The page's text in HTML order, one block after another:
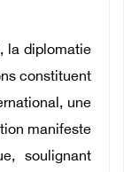
la diplomatie
constituent
une
manifeste
soulignant